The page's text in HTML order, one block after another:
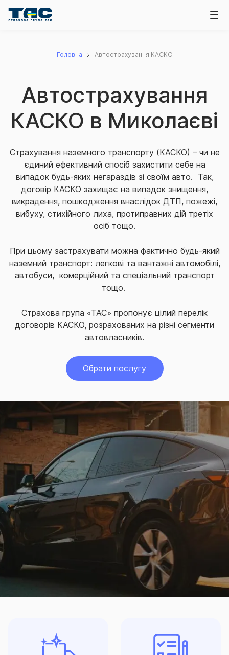
Головна Автострахування КАСКО
Автострахування
КАСКО в Миколаєві
Страхування наземного транспорту (КАСКО) – чи не
єдиний ефективний спосіб захистити себе на
випадок будь-яких негараздів зі своїм авто. Так,
договір КАСКО захищає на випадок знищення,
викрадення, пошкодження внаслідок ДТП, пожежі,
вибуху, стихійного лиха, протиправних дій третіх
осіб тощо.
При цьому застрахувати можна фактично будь-який
наземний транспорт: легкові та вантажні автомобілі,
автобуси, комерційний та спеціальний транспорт
тощо.
Страхова група «ТАС» пропонує цілий перелік
договорів КАСКО, розрахованих на різні сегменти
автовласників.
Обрати послугу
Військовий
автозахист
Євро КАСКО 5*